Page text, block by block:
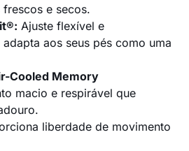
frescos e secos.
Ajuste flexível e
aos seus pés como uma
Cooled Memory
macio e respirável que
liberdade de movimento